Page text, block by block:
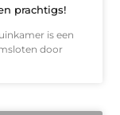
prachtigs!
is een
door